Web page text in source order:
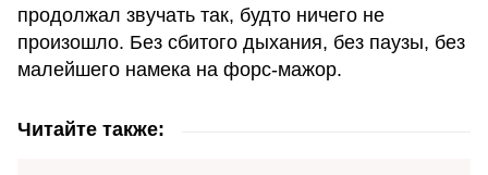
продолжал звучать так, будто ничего не
произошло. Без сбитого дыхания, без паузы, без
малейшего намека на форс-мажор.
Читайте также: